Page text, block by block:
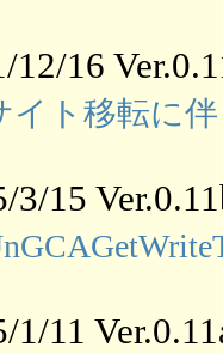
12/16
イト移転に
3/15
1/11